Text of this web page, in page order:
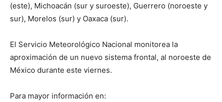
(este), Michoacán (sur y suroeste), Guerrero (noroeste y
sur), Morelos (sur) y Oaxaca (sur).
El Servicio Meteorológico Nacional monitorea la
aproximación de un nuevo sistema frontal, al noroeste de
México durante este viernes.
Para mayor información en: